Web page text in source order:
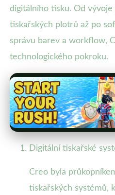
digitálního tisku. Od
tiskařských plotrů až po
správu barev a workflow,
technologického pokroku.
Digitální tiskařské
Creo byla
tiskařských systémů,